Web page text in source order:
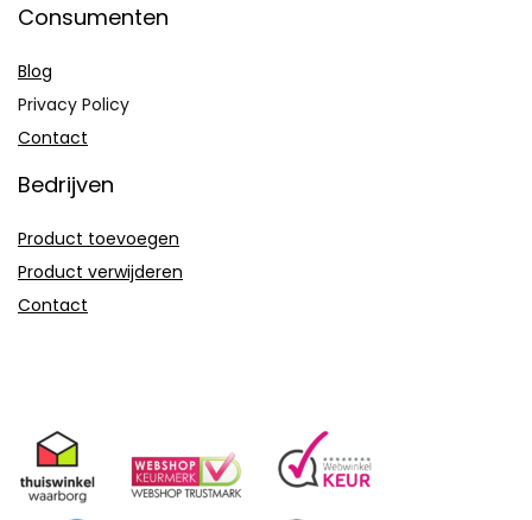
Consumenten
Blog
Privacy Policy
Contact
Bedrijven
Product toevoegen
Product verwijderen
Contact